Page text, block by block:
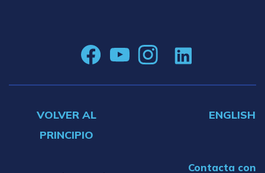
VOLVER AL
PRINCIPIO
ENGLISH
Contacta con